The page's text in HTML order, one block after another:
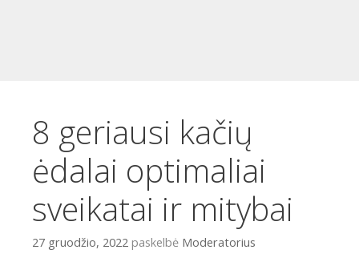
8 geriausi kačių
ėdalai optimaliai
sveikatai ir mitybai
27 gruodžio, 2022 paskelbė Moderatorius